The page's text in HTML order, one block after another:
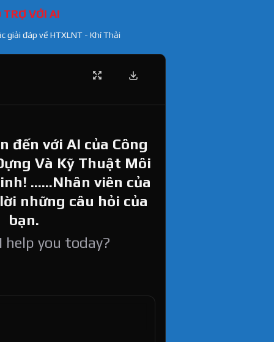
TRỢ VỚI AI
giải đáp về HTXLNT - Khí Thải
đến với AI của Công
Và Kỹ Thuật Môi
......Nhân viên của
những câu hỏi của
bạn.
help you today?